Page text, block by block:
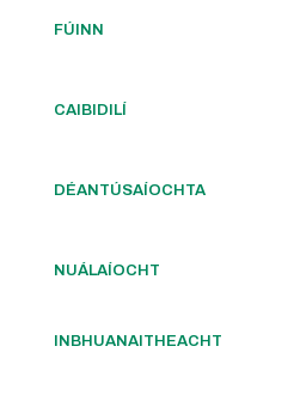
FÚINN
CAIBIDILÍ
DÉANTÚSAÍOCHTA
NUÁLAÍOCHT
INBHUANAITHEACHT